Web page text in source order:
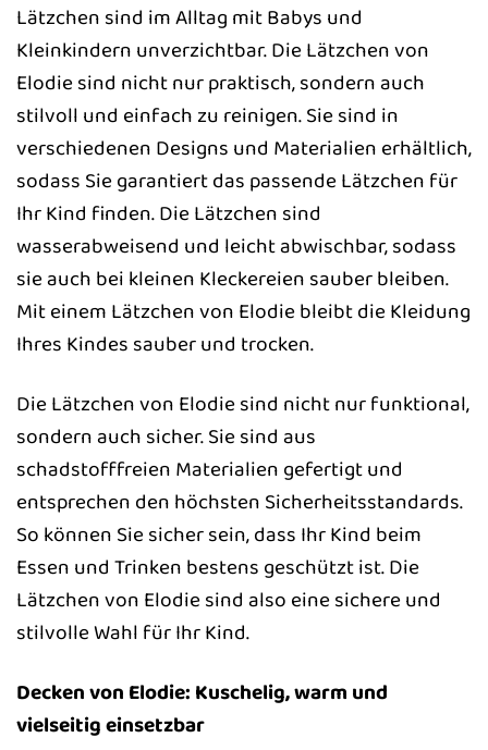
Lätzchen sind im Alltag mit Babys und
Kleinkindern unverzichtbar. Die Lätzchen von
Elodie sind nicht nur praktisch, sondern auch
stilvoll und einfach zu reinigen. Sie sind in
verschiedenen Designs und Materialien erhältlich,
sodass Sie garantiert das passende Lätzchen für
Ihr Kind finden. Die Lätzchen sind
wasserabweisend und leicht abwischbar, sodass
sie auch bei kleinen Kleckereien sauber bleiben.
Mit einem Lätzchen von Elodie bleibt die Kleidung
Ihres Kindes sauber und trocken.
Die Lätzchen von Elodie sind nicht nur funktional,
sondern auch sicher. Sie sind aus
schadstofffreien Materialien gefertigt und
entsprechen den höchsten Sicherheitsstandards.
So können Sie sicher sein, dass Ihr Kind beim
Essen und Trinken bestens geschützt ist. Die
Lätzchen von Elodie sind also eine sichere und
stilvolle Wahl für Ihr Kind.
Decken von Elodie: Kuschelig, warm und
vielseitig einsetzbar